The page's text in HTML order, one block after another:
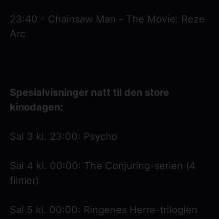
23:40 - Chainsaw Man - The Movie: Reze
Arc
Spesialvisninger natt til den store
kinodagen:
Sal 3 kl. 23:00: Psycho
Sal 4 kl. 00:00: The Conjuring-serien (4
filmer)
Sal 5 kl. 00:00: Ringenes Herre-trilogien